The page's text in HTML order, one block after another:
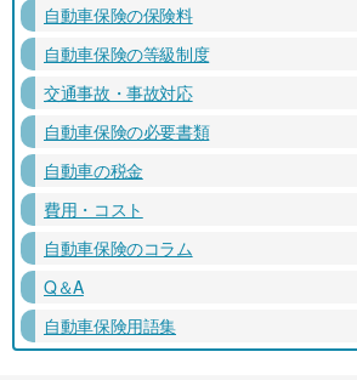
自動車保険の保険料
自動車保険の等級制度
交通事故・事故対応
自動車保険の必要書類
自動車の税金
費用・コスト
自動車保険のコラム
Q＆A
自動車保険用語集